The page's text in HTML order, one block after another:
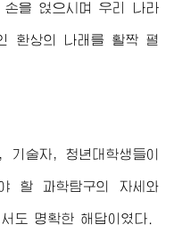
을 얹으시며 우리 나라
환상의 나래를 활짝 펼
술자, 청년대학생들이
할 과학탐구의 자세와
도 명확한 해답이였다.